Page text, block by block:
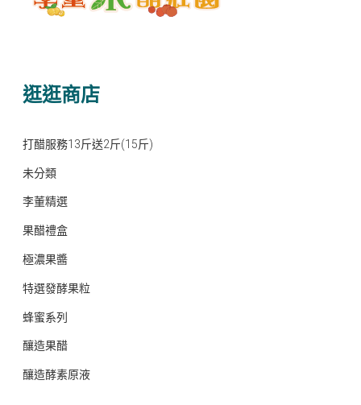
逛逛商店
打醋服務13斤送2斤(15斤)
未分類
李董精選
果醋禮盒
極濃果醬
特選發酵果粒
蜂蜜系列
釀造果醋
釀造酵素原液